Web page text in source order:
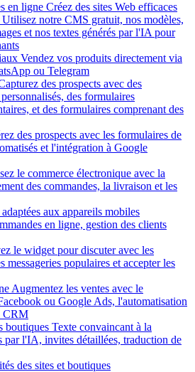
en ligne Créez des sites Web efficaces
Utilisez notre CMS gratuit, nos modèles,
et nos textes générés par l'IA pour
Vendez vos produits directement via
ou Telegram
des prospects avec des
des formulaires
et des formulaires comprenant des
des prospects avec les formulaires de
et l'intégration à Google
le commerce électronique avec la
des commandes, la livraison et les
aux appareils mobiles
en ligne, gestion des clients
le widget pour discuter avec les
messageries populaires et accepter les
Augmentez les ventes avec le
ou Google Ads, l'automatisation
CRM
boutiques Texte convaincant à la
par l'IA, invites détaillées, traduction de
des sites et boutiques